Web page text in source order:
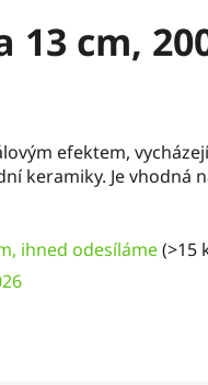
13 cm,
efektem,
keramiky. Je vhodná
ihned odesíláme(>15